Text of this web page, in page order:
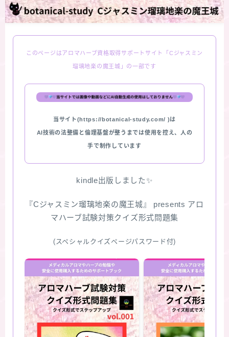
このページはアロマハーブ資格取得サポートサイト「Cジャスミン
瑠璃地楽の魔王城」の一部です
当サイト(https://botanical-study.com/ )は
AI技術の法整備と倫理基盤が整うまでは使用を控え、人の
手で制作しています
kindle出版しました✨
『Cジャスミン瑠璃地楽の魔王城』 presents アロ
マハーブ試験対策クイズ形式問題集
(スペシャルクイズページパスワード付)